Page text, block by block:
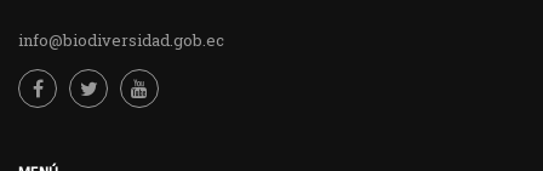
info@biodiversidad.gob.ec